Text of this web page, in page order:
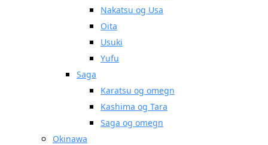
Nakatsu og Usa
Oita
Usuki
Yufu
Saga
Karatsu og omegn
Kashima og Tara
Saga og omegn
Okinawa